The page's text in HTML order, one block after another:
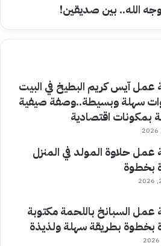
الله.. بين صديقين!
عمل آيس كريم البطيخ في البيت
سهلة وبسيطة..وصفة صيفية
بمكونات اقتصادية
عمل حلاوة المولد في المنزل
بخطوة
عمل السبانخ باللحمة مكتوبة
بطريقة سهلة ولذيذة